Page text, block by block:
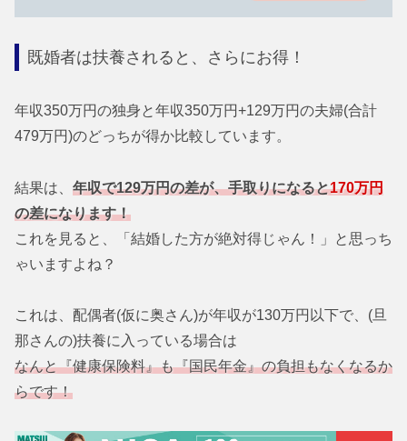
既婚者は扶養されると、さらにお得！
年収350万円の独身と年収350万円+129万円の夫婦(合計
479万円)のどっちが得か比較しています。
結果は、 年収で129万円の差が、手取りになると170万円
の差になります！
これを見ると、「結婚した方が絶対得じゃん！」と思っち
ゃいますよね？
これは、配偶者(仮に奥さん)が年収が130万円以下で、(旦
那さんの)扶養に入っている場合は
なんと『健康保険料』も『国民年金』の負担もなくなるか
らです！